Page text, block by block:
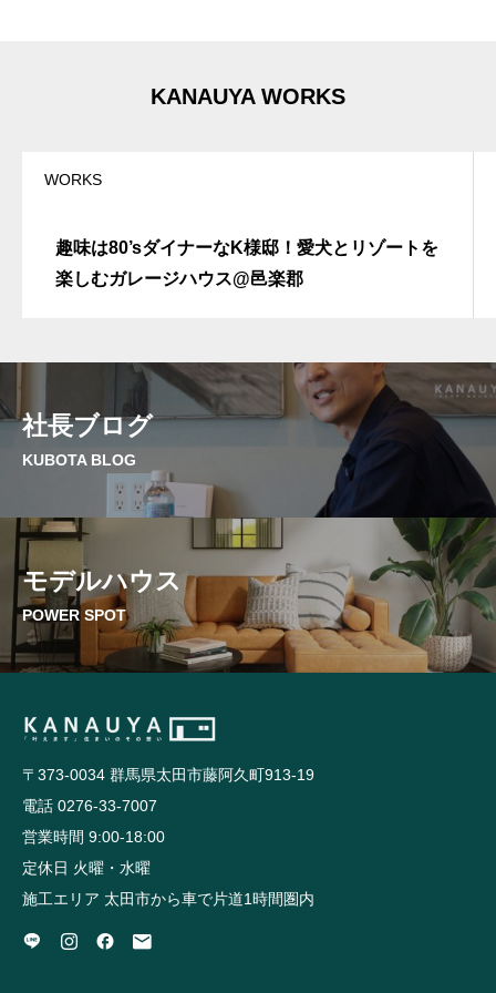
KANAUYA WORKS
WORKS
趣味は80’sダイナーなK様邸！愛犬とリゾートを
楽しむガレージハウス@邑楽郡
社長ブログ
KUBOTA BLOG
モデルハウス
POWER SPOT
〒373-0034 群馬県太田市藤阿久町913-19
電話 0276-33-7007
営業時間 9:00-18:00
定休日 火曜・水曜
施工エリア 太田市から車で片道1時間圏内